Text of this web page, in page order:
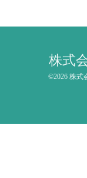
株式
©2026 株式